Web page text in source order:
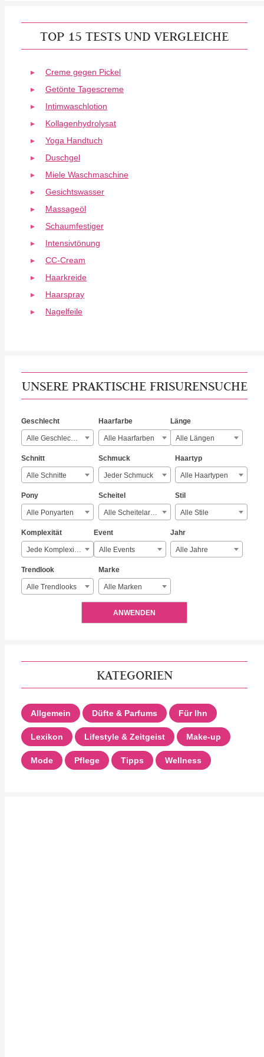
TOP 15 TESTS UND VERGLEICHE
Creme gegen Pickel
Getönte Tagescreme
Intimwaschlotion
Kollagenhydrolysat
Yoga Handtuch
Duschgel
Miele Waschmaschine
Gesichtswasser
Massageöl
Schaumfestiger
Intensivtönung
CC-Cream
Haarkreide
Haarspray
Nagelfeile
UNSERE PRAKTISCHE FRISURENSUCHE
Geschlecht
Alle Geschlechter
Haarfarbe
Alle Haarfarben
Länge
Alle Längen
Schnitt
Alle Schnitte
Schmuck
Jeder Schmuck
Haartyp
Alle Haartypen
Pony
Alle Ponyarten
Scheitel
Alle Scheitelarten
Stil
Alle Stile
Komplexität
Jede Komplexität
Event
Alle Events
Jahr
Alle Jahre
Trendlook
Alle Trendlooks
Marke
Alle Marken
ANWENDEN
KATEGORIEN
Allgemein Düfte & Parfums Für Ihn
Lexikon Lifestyle & Zeitgeist Make-up
Mode Pflege Tipps Wellness